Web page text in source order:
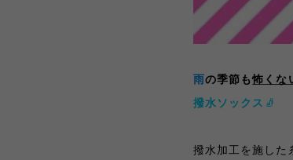
雨の季節も怖くな
撥水ソックス 🧦
撥水加工を施した